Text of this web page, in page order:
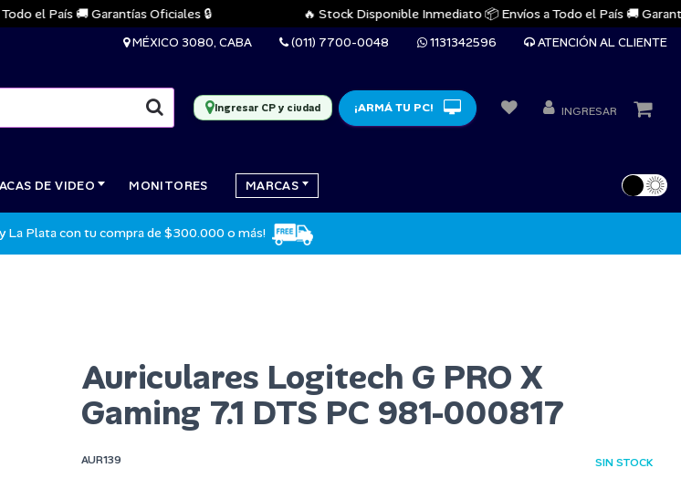
el País 🚚 Garantías Oficiales 🔒 🔥 Stock Disponible Inmediato 📦 Envíos a Todo el País 🚚 Garantías
MÉXICO 3080, CABA (011) 7700-0048 1131342596 ATENCIÓN AL CLIENTE
Ingresar CP y ciudad ¡ARMÁ TU PC! INGRESAR
DE VIDEO MONITORES MARCAS
y La Plata con tu compra de $300.000 o más!
Auriculares Logitech G PRO X
Gaming 7.1 DTS PC 981-000817
AUR139 SIN STOCK